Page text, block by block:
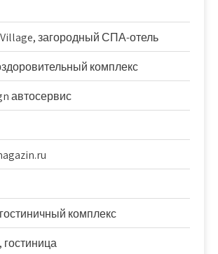
Village, загородный СПА-отель
комплекс
автосервис
комплекс